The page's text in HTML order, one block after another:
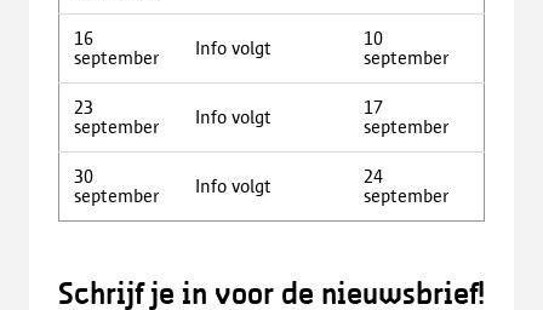
16
september
Info volgt
10
september
23
september
Info volgt
17
september
30
september
Info volgt
24
september
Schrijf je in voor de nieuwsbrief!